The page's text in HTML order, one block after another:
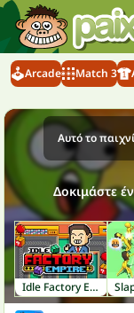
Arcade Match 3
Αυτό το
Δοκιμάστε
Idle Factory Empire